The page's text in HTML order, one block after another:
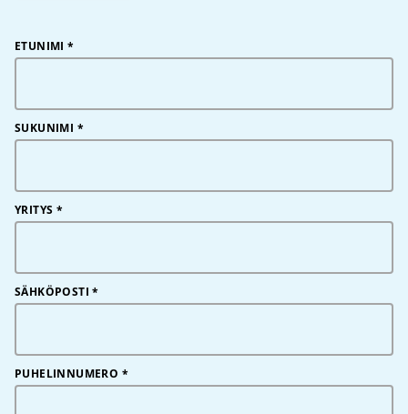
ETUNIMI *
SUKUNIMI *
YRITYS *
SÄHKÖPOSTI *
PUHELINNUMERO *